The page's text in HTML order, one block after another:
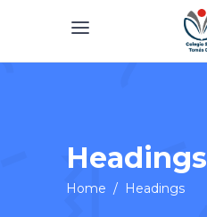
Headings
Home / Headings